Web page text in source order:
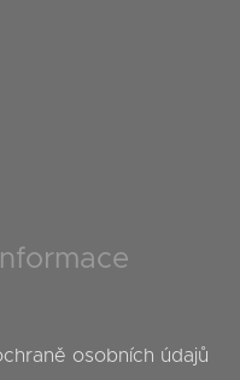
osobních údajů